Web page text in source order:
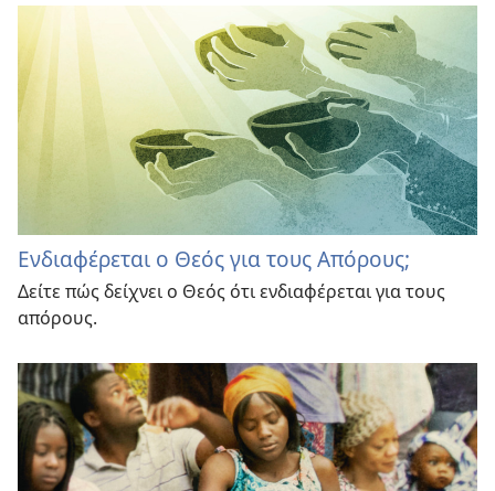
Ενδιαφέρεται ο Θεός για τους Απόρους;
Δείτε πώς δείχνει ο Θεός ότι ενδιαφέρεται για τους
απόρους.